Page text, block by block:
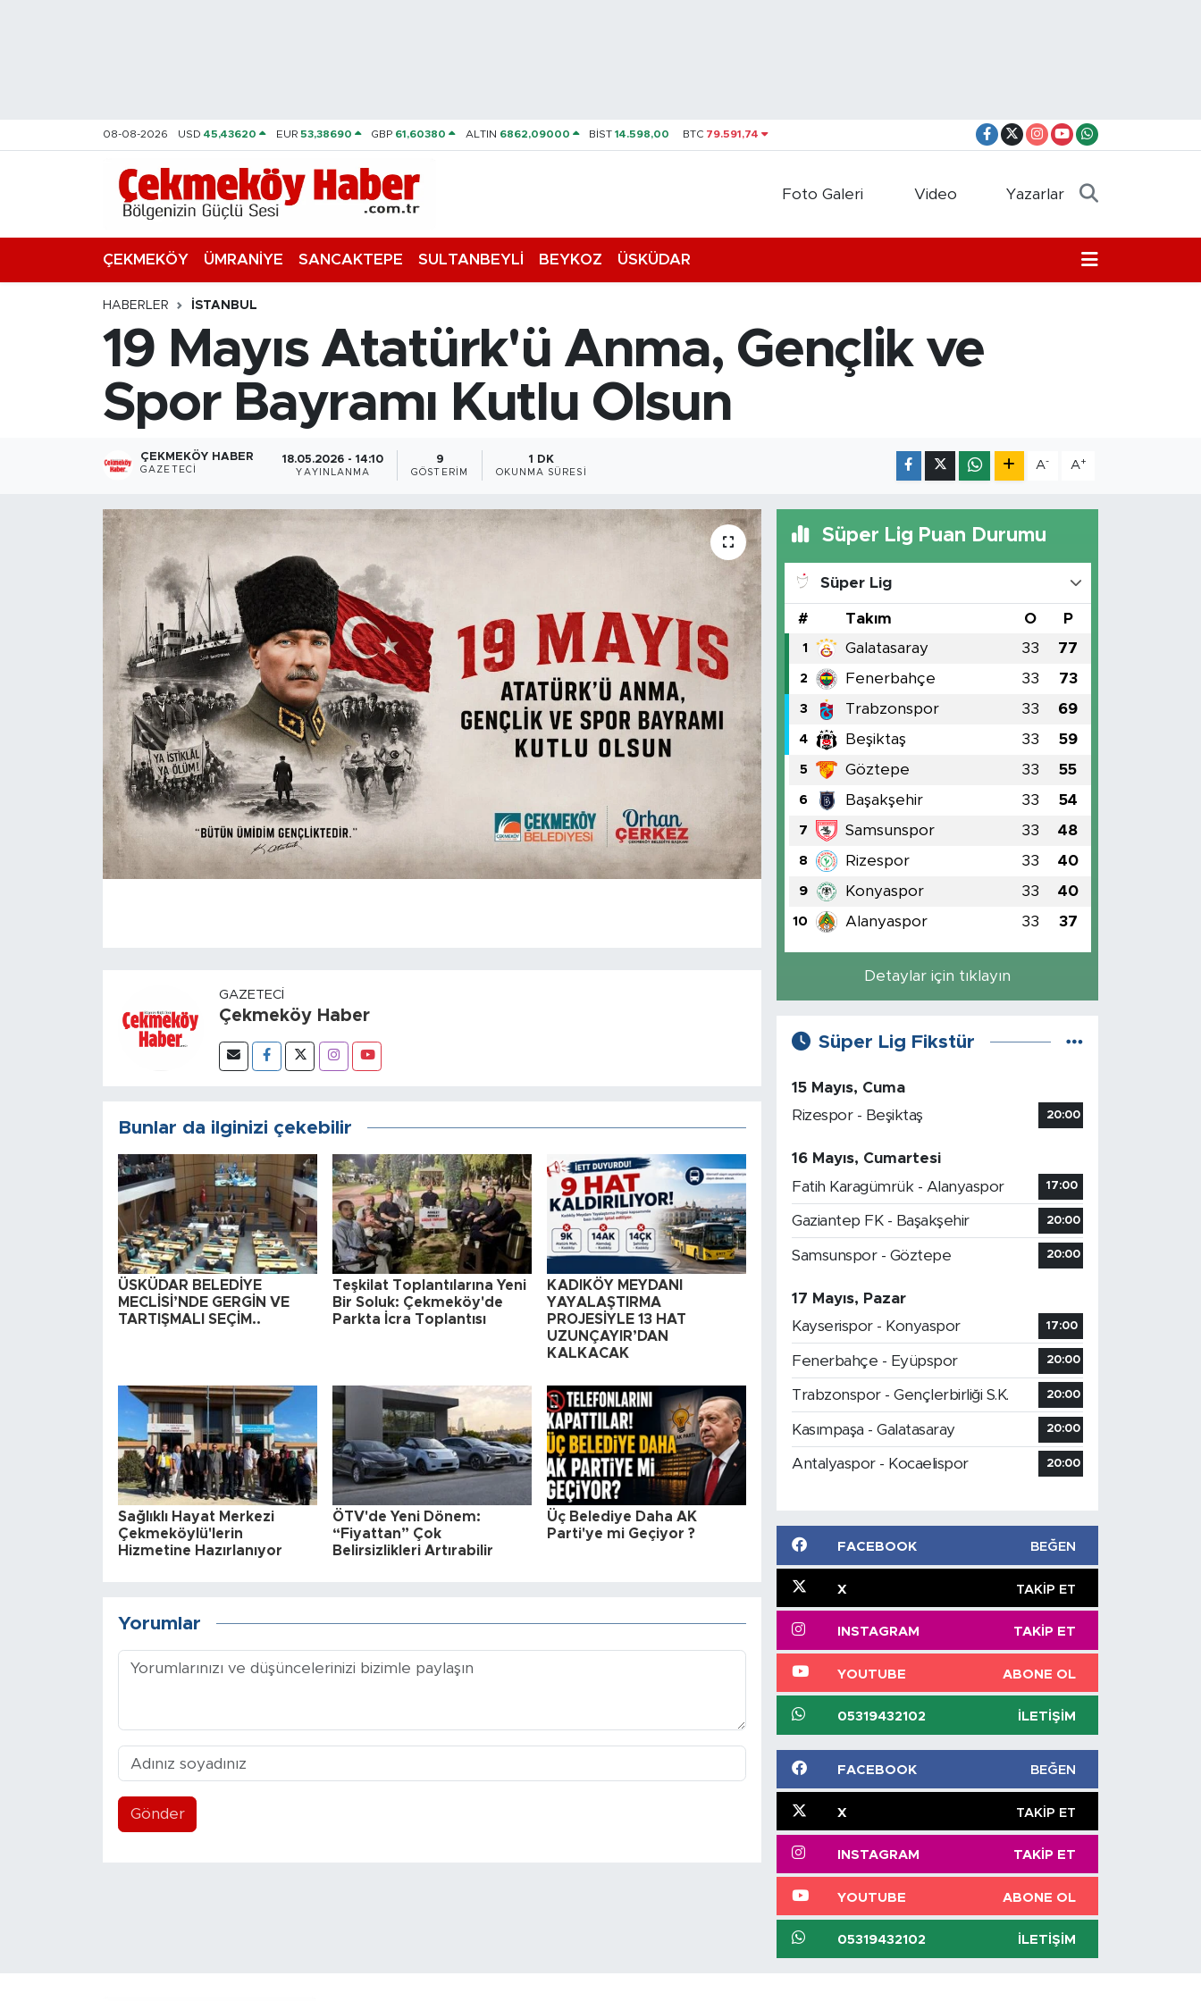
08-08-2026 USD45,43620 EUR 53,38690 GBP 61,60380 ALTIN 6862,09000 BİST14.598,00 BTC 79.591,74
Foto Galeri Video Yazarlar
ÇEKMEKÖY ÜMRANİYE SANCAKTEPE SULTANBEYLİ BEYKOZ ÜSKÜDAR
HABERLER İSTANBUL
19 Mayıs Atatürk'ü Anma, Gençlik ve
Spor Bayramı Kutlu Olsun
ÇEKMEKÖY HABER
GAZETECI
18.05.2026 - 14:10
YAYINLANMA
9
GÖSTERIM
1 DK
OKUNMA SÜRESI
A- A+
GAZETECI
Çekmeköy Haber
Bunlar da ilginizi çekebilir
ÜSKÜDAR BELEDİYE
MECLİSİ’NDE GERGİN VE
TARTIŞMALI SEÇİM..
Teşkilat Toplantılarına Yeni
Bir Soluk: Çekmeköy'de
Parkta İcra Toplantısı
KADIKÖY MEYDANI
YAYALAŞTIRMA
PROJESİYLE 13 HAT
UZUNÇAYIR’DAN
KALKACAK
Sağlıklı Hayat Merkezi
Çekmeköylü'lerin
Hizmetine Hazırlanıyor
ÖTV'de Yeni Dönem:
“Fiyattan” Çok
Belirsizlikleri Artırabilir
Üç Belediye Daha AK
Parti'ye mi Geçiyor ?
Yorumlar
Gönder
Süper Lig Puan Durumu
Süper Lig
# Takım O P
1 Galatasaray 33 77
2 Fenerbahçe 33 73
3 Trabzonspor 33 69
4 Beşiktaş 33 59
5 Göztepe 33 55
6 Başakşehir 33 54
7 Samsunspor 33 48
8 Rizespor 33 40
9 Konyaspor 33 40
10 Alanyaspor 33 37
Detaylar için tıklayın
Süper Lig Fikstür
15 Mayıs, Cuma
Rizespor - Beşiktaş
20:00
16 Mayıs, Cumartesi
Fatih Karagümrük - Alanyaspor
17:00
Gaziantep FK - Başakşehir 20:00
Samsunspor - Göztepe 20:00
17 Mayıs, Pazar
Kayserispor - Konyaspor
17:00
Fenerbahçe - Eyüpspor 20:00
Trabzonspor - Gençlerbirliği S.K. 20:00
Kasımpaşa - Galatasaray 20:00
Antalyaspor - Kocaelispor 20:00
FACEBOOK BEĞEN
X TAKIP ET
INSTAGRAM TAKIP ET
YOUTUBE ABONE OL
05319432102 İLETIŞIM
FACEBOOK BEĞEN
X TAKIP ET
INSTAGRAM TAKIP ET
YOUTUBE ABONE OL
05319432102 İLETIŞIM
Trafik Durumu
Süper Lig Puan Durumu ve Fikstür
Son Dakika Haberleri
Haber Arşivi